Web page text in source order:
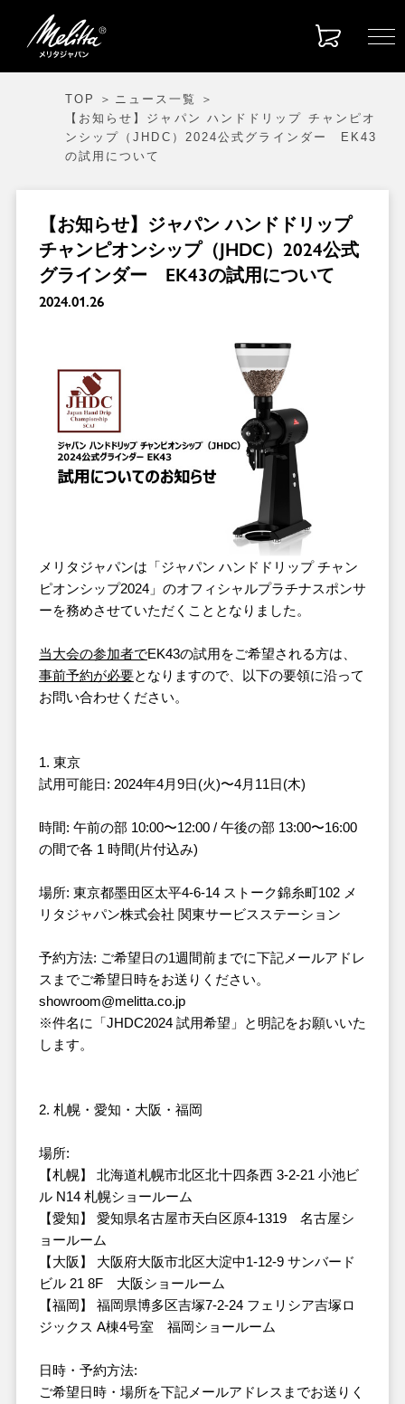
TOP
ニュース一覧
【お知らせ】ジャパン ハンドドリップ チャンピオ
ンシップ（JHDC）2024公式グラインダー EK43
の試用について
【お知らせ】ジャパン ハンドドリップ
チャンピオンシップ（JHDC）2024公式
グラインダー EK43の試用について
2024.01.26
メリタジャパンは「ジャパン ハンドドリップ チャン
ピオンシップ2024」のオフィシャルプラチナスポンサ
ーを務めさせていただくこととなりました。
当大会の参加者でEK43の試用をご希望される方は、
事前予約が必要となりますので、以下の要領に沿って
お問い合わせください。
1. 東京
試用可能日: 2024年4月9日(火)〜4月11日(木)
時間: 午前の部 10:00〜12:00 / 午後の部 13:00〜16:00
の間で各 1 時間(片付込み)
場所: 東京都墨田区太平4-6-14 ストーク錦糸町102 メ
リタジャパン株式会社 関東サービスステーション
予約方法: ご希望日の1週間前までに下記メールアドレ
スまでご希望日時をお送りください。
showroom@melitta.co.jp
※件名に「JHDC2024 試用希望」と明記をお願いいた
します。
2. 札幌・愛知・大阪・福岡
場所:
【札幌】 北海道札幌市北区北十四条⻄ 3-2-21 小池ビ
ル N14 札幌ショールーム
【愛知】 愛知県名古屋市天白区原4-1319 名古屋シ
ョールーム
【大阪】 大阪府大阪市北区大淀中1-12-9 サンバード
ビル 21 8F 大阪ショールーム
【福岡】 福岡県博多区吉塚7-2-24 フェリシア吉塚ロ
ジックス A棟4号室 福岡ショールーム
日時・予約方法:
ご希望日時・場所を下記メールアドレスまでお送りく